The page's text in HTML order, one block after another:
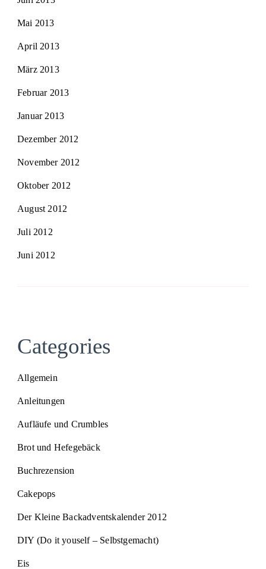
Mai 2013
April 2013
März 2013
Februar 2013
Januar 2013
Dezember 2012
November 2012
Oktober 2012
August 2012
Juli 2012
Juni 2012
Categories
Allgemein
Anleitungen
Aufläufe und Crumbles
Brot und Hefegebäck
Buchrezension
Cakepops
Der Kleine Backadventskalender 2012
DIY (Do it youself – Selbstgemacht)
Eis